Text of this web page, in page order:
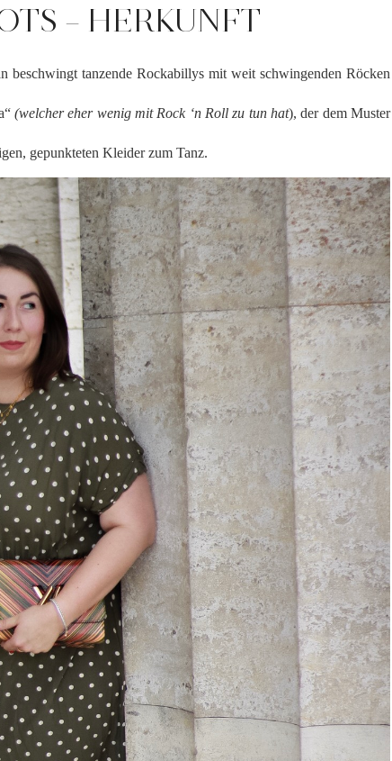
– HERKUNFT
beschwingt tanzende Rockabillys mit weit schwingenden Röcken
(welcher eher wenig mit Rock ‘n Roll zu tun hat), der dem Muster
gepunkteten Kleider zum Tanz.